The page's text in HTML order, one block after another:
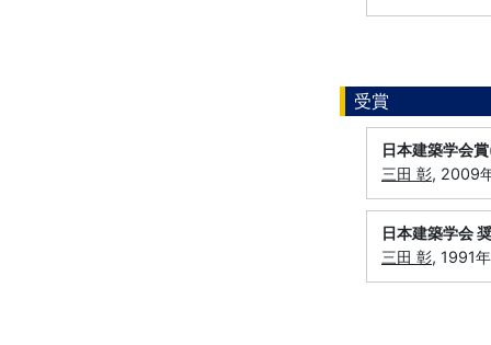
受賞
日本建築学会
三田 彰, 2009
日本建築学会
三田 彰, 1991